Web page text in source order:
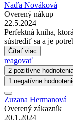
Naďa Nováková
Overený nákup
22.5.2024
Perfektná kniha,
sústrediť sa a je
Čítať viac
reagovať
2 pozitívne
1 negatívne
Zuzana Hermanová
Overený zákazník
20.1.2024